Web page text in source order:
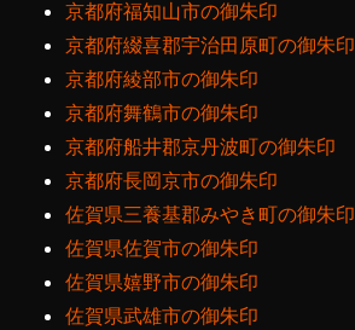
京都府福知山市の御朱印
京都府綴喜郡宇治田原町の御朱印
京都府綾部市の御朱印
京都府舞鶴市の御朱印
京都府船井郡京丹波町の御朱印
京都府長岡京市の御朱印
佐賀県三養基郡みやき町の御朱印
佐賀県佐賀市の御朱印
佐賀県嬉野市の御朱印
佐賀県武雄市の御朱印